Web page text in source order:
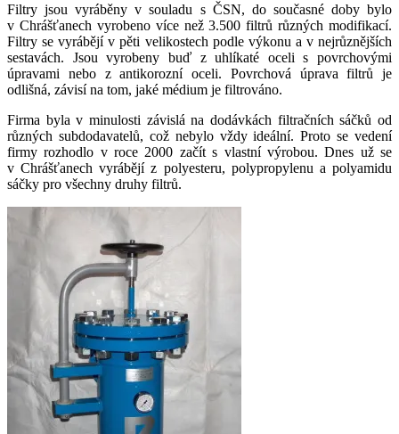
Filtry jsou vyráběny v souladu s ČSN, do současné doby bylo
v Chrášťanech vyrobeno více než 3.500 filtrů různých modifikací.
Filtry se vyrábějí v pěti velikostech podle výkonu a v nejrůznějších
sestavách. Jsou vyrobeny buď z uhlíkaté oceli s povrchovými
úpravami nebo z antikorozní oceli. Povrchová úprava filtrů je
odlišná, závisí na tom, jaké médium je filtrováno.
Firma byla v minulosti závislá na dodávkách filtračních sáčků od
různých subdodavatelů, což nebylo vždy ideální. Proto se vedení
firmy rozhodlo v roce 2000 začít s vlastní výrobou. Dnes už se
v Chrášťanech vyrábějí z polyesteru, polypropylenu a polyamidu
sáčky pro všechny druhy filtrů.